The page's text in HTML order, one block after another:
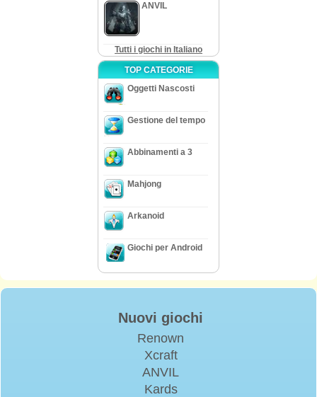
ANVIL
Tutti i giochi in Italiano
TOP CATEGORIE
Oggetti Nascosti
Gestione del tempo
Abbinamenti a 3
Mahjong
Arkanoid
Giochi per Android
Nuovi giochi
Renown
Xcraft
ANVIL
Kards